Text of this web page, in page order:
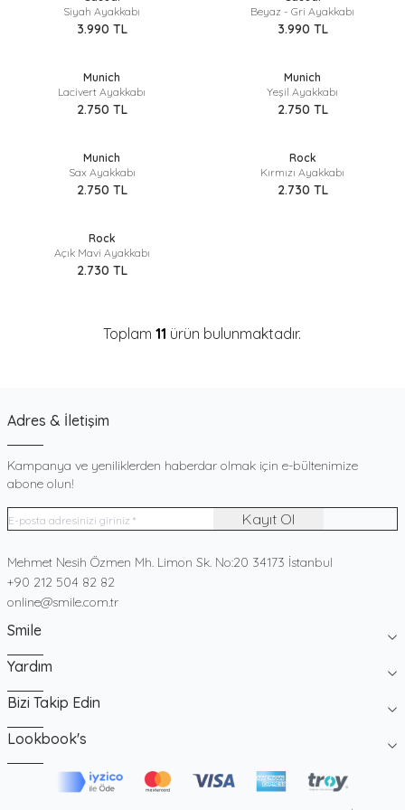
Siyah Ayakkabı
3.990 TL
Beyaz - Gri Ayakkabı
3.990 TL
Munich
Lacivert Ayakkabı
2.750 TL
Munich
Yeşil Ayakkabı
2.750 TL
Munich
Sax Ayakkabı
2.750 TL
Rock
Kırmızı Ayakkabı
2.730 TL
Rock
Açık Mavi Ayakkabı
2.730 TL
Toplam11 ürün bulunmaktadır.
Adres & İletişim
Kampanya ve yeniliklerden haberdar olmak için e-bültenimize
abone olun!
Kayıt Ol
Adres
Mehmet Nesih Özmen Mh. Limon Sk. No:20 34173 İstanbul
Telefon
+90 212 504 82 82
E-Posta
online@smile.com.tr
Smile
Yardım
Bizi Takip Edin
Lookbook's